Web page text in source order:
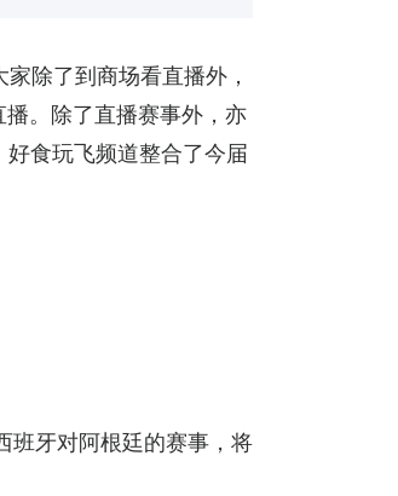
除了到商场看直播外，
。除了直播赛事外，亦
食玩飞频道整合了今届
班牙对阿根廷的赛事，将